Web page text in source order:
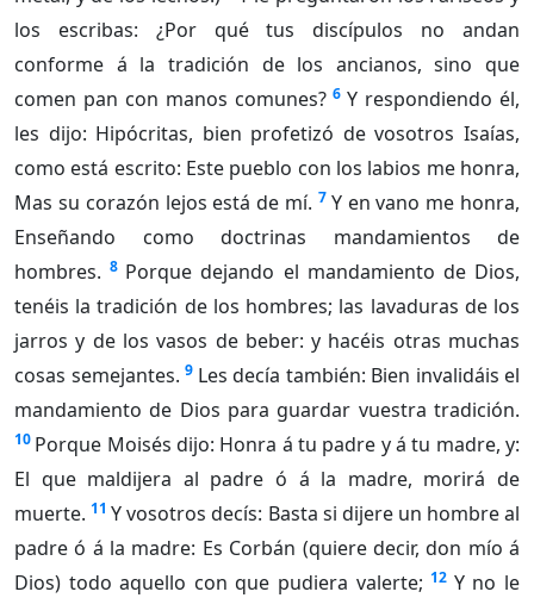
los escribas: ¿Por qué tus discípulos no andan
conforme á la tradición de los ancianos, sino que
comen pan con manos comunes? 6 Y respondiendo él,
les dijo: Hipócritas, bien profetizó de vosotros Isaías,
como está escrito: Este pueblo con los labios me honra,
Mas su corazón lejos está de mí. 7 Y en vano me honra,
Enseñando como doctrinas mandamientos de
hombres. 8 Porque dejando el mandamiento de Dios,
tenéis la tradición de los hombres; las lavaduras de los
jarros y de los vasos de beber: y hacéis otras muchas
cosas semejantes. 9 Les decía también: Bien invalidáis el
mandamiento de Dios para guardar vuestra tradición.
10 Porque Moisés dijo: Honra á tu padre y á tu madre, y:
El que maldijera al padre ó á la madre, morirá de
muerte. 11 Y vosotros decís: Basta si dijere un hombre al
padre ó á la madre: Es Corbán (quiere decir, don mío á
Dios) todo aquello con que pudiera valerte; 12 Y no le